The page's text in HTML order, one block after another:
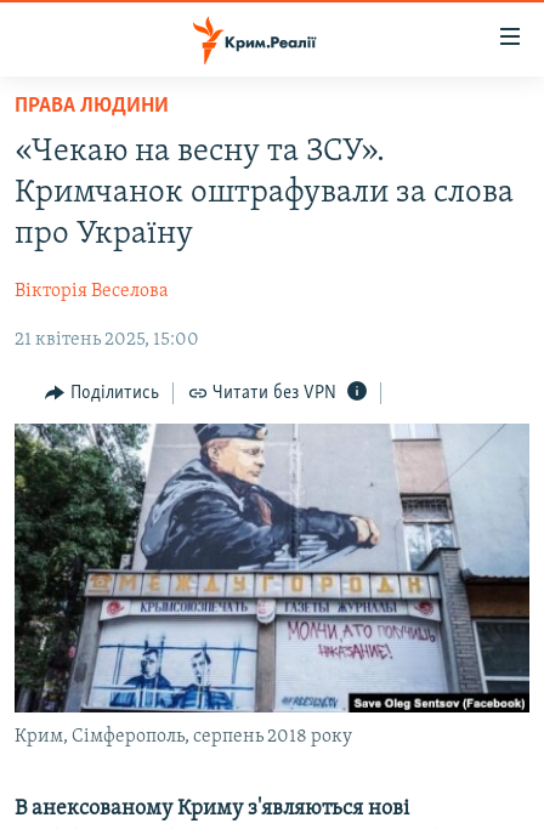
Перейти
основного
матеріалу
Перейти
до
основної
навігації
Перейти
пошуку
ВІДЕО ТА ФОТО
БЛОГИ
ПОГЛЯД
ІНТЕРВ'Ю
ВСЕ ЗА ДЕНЬ
СПЕЦПРОЕКТИ
ДЕПОРТАЦІЯ
ВІДЕОУРОКИ «ELIFBE»
СВІДЧЕННЯ ОКУПАЦІЇ
УКРАЇНСЬКА ПРОБЛЕМА КРИМУ
ІНФОГРАФІКА
ЯК ОБІЙТИ БЛОКУВАННЯ
Русский
Qırımtatar
ДОЛУЧАЙСЯ!
Усі сайти RFE/RL
ПРАВА ЛЮДИНИ
«Чекаю на весну та ЗСУ».
Кримчанок оштрафували за слова
про Україну
Вікторія Веселова
21 квітень 2025, 15:00
Поділитись Читати без VPN
Крим, Сімферополь, серпень 2018 року
В анексованому Криму з'являються нові